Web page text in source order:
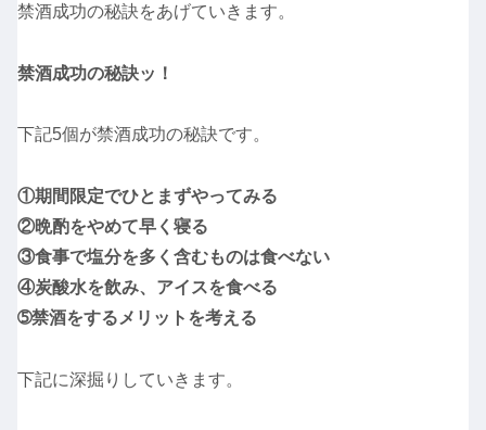
禁酒成功の秘訣をあげていきます。
禁酒成功の秘訣ッ！
下記5個が禁酒成功の秘訣です。
①期間限定でひとまずやってみる
②晩酌をやめて早く寝る
③食事で塩分を多く含むものは食べない
④炭酸水を飲み、アイスを食べる
➄禁酒をするメリットを考える
下記に深掘りしていきます。